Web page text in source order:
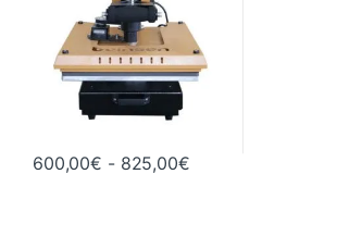
600,00€ - 825,00€Rango de
Este producto tiene múltiples variantes.